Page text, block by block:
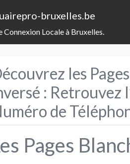
bruxelles.be
Connexion Locale à Bruxelles.
les
: Retrouvez
de
Pages